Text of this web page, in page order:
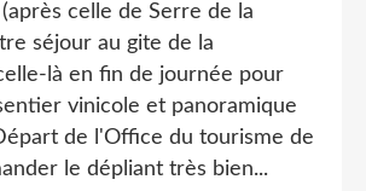
celle de Serre de la
séjour au gite de la
là en fin de journée pour
vinicole et panoramique
de l'Office du tourisme de
le dépliant très bien...